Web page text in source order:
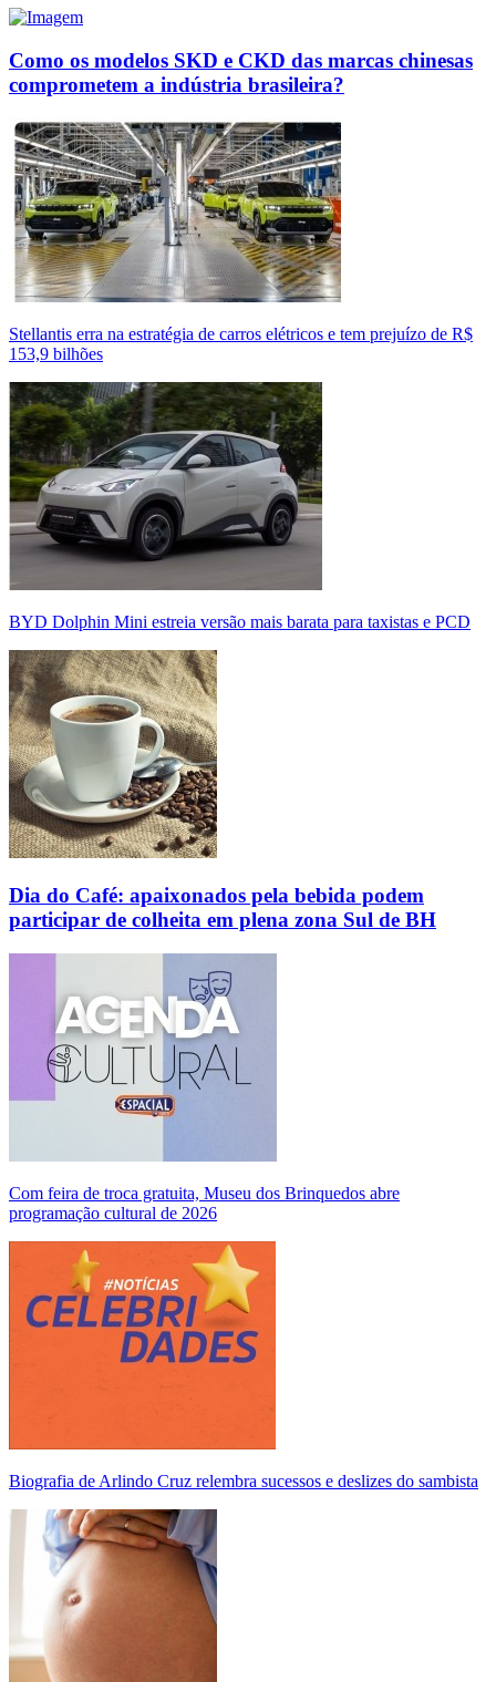
Como os modelos SKD e CKD das marcas chinesas
comprometem a indústria brasileira?
Stellantis erra na estratégia de carros elétricos e tem prejuízo de R$
153,9 bilhões
BYD Dolphin Mini estreia versão mais barata para taxistas e PCD
Dia do Café: apaixonados pela bebida podem
participar de colheita em plena zona Sul de BH
Com feira de troca gratuita, Museu dos Brinquedos abre
programação cultural de 2026
Biografia de Arlindo Cruz relembra sucessos e deslizes do sambista